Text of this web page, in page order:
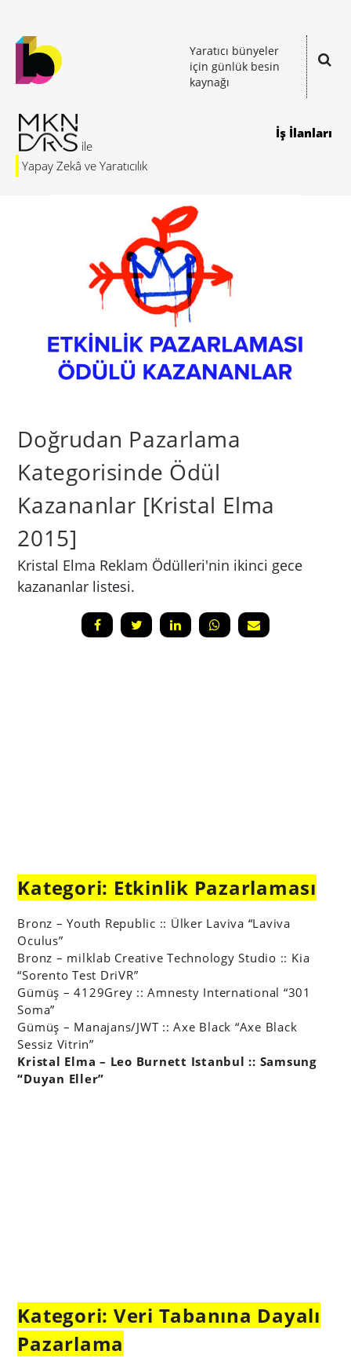
Yaratıcı bünyeler
için günlük besin
kaynağı
Yapay Zekâ ve Yaratıcılık
İş İlanları
Doğrudan Pazarlama
Kategorisinde Ödül
Kazananlar [Kristal Elma
2015]
Kristal Elma Reklam Ödülleri'nin ikinci gece
kazananlar listesi.
Kategori: Etkinlik Pazarlaması
Bronz – Youth Republic :: Ülker Laviva “Laviva
Oculus”
Bronz – milklab Creative Technology Studio :: Kia
“Sorento Test DriVR”
Gümüş – 4129Grey :: Amnesty International “301
Soma”
Gümüş – Manajans/JWT :: Axe Black “Axe Black
Sessiz Vitrin”
Kristal Elma – Leo Burnett Istanbul :: Samsung
“Duyan Eller”
Kategori: Veri Tabanına Dayalı
Pazarlama